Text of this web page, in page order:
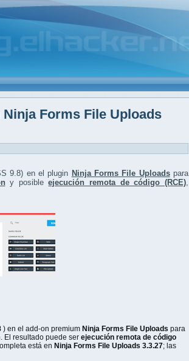
Ninja Forms File Uploads
9.8) en el plugin Ninja Forms File Uploadspara
y posibleejecución remota de código (RCE)
) en el add-on premium Ninja Forms File Uploads para
El resultado puede ser ejecución remota de código
está en Ninja Forms File Uploads 3.3.27; las